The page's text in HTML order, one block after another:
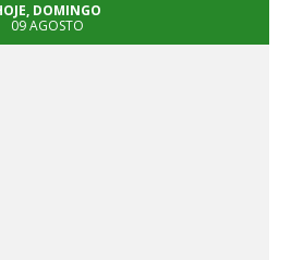
DOMINGO
09 AGOSTO